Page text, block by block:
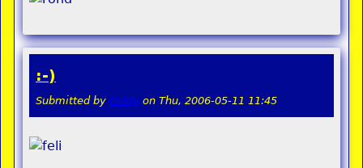
:-)
Submitted by teddy on Thu, 2006-05-11 11:45